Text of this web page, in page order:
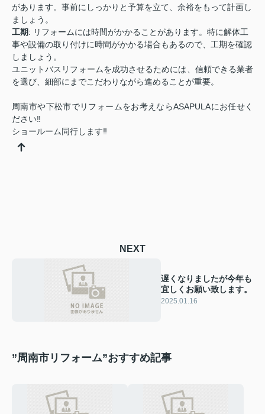
があります。事前にしっかりと予算を立て、余裕をもって計画し
ましょう。
工期: リフォームには時間がかかることがあります。特に解体工
事や設備の取り付けに時間がかかる場合もあるので、工期を確認
しましょう。
ユニットバスリフォームを成功させるためには、信頼できる業者
を選び、細部にまでこだわりながら進めることが重要。
周南市や下松市でリフォームをお考えならASAPULAにお任せく
ださい‼
ショールーム同行します‼
NEXT
遅くなりましたが今年も
宜しくお願い致します。
2025.01.16
”周南市リフォーム”おすすめ記事